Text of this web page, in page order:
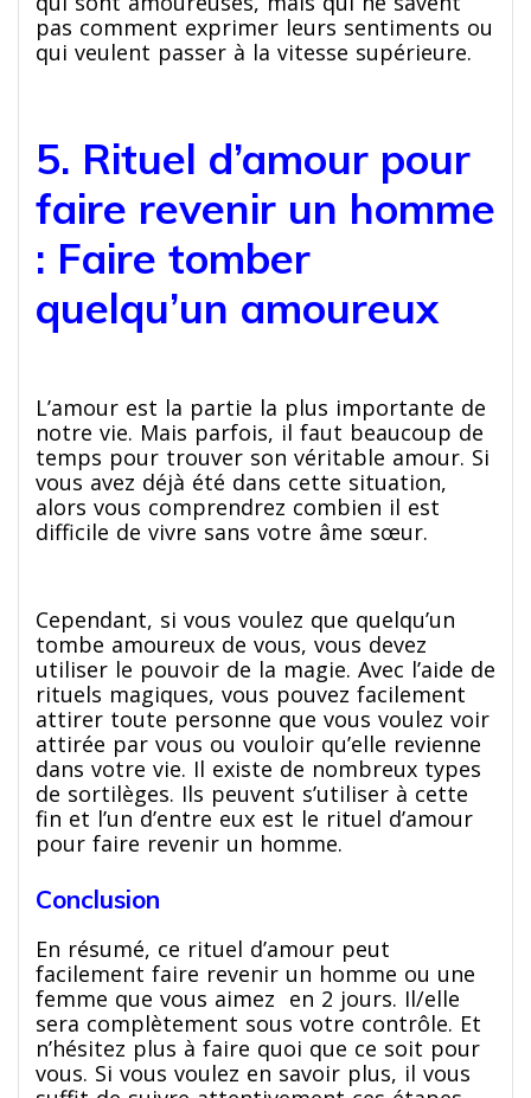
pas comment exprimer leurs sentiments ou
qui veulent passer à la vitesse supérieure.
5. Rituel d’amour pour
faire revenir un homme
: Faire tomber
quelqu’un amoureux
L’amour est la partie la plus importante de
notre vie. Mais parfois, il faut beaucoup de
temps pour trouver son véritable amour. Si
vous avez déjà été dans cette situation,
alors vous comprendrez combien il est
difficile de vivre sans votre âme sœur.
Cependant, si vous voulez que quelqu’un
tombe amoureux de vous, vous devez
utiliser le pouvoir de la magie. Avec l’aide de
rituels magiques, vous pouvez facilement
attirer toute personne que vous voulez voir
attirée par vous ou vouloir qu’elle revienne
dans votre vie. Il existe de nombreux types
de sortilèges. Ils peuvent s’utiliser à cette
fin et l’un d’entre eux est le rituel d’amour
pour faire revenir un homme.
Conclusion
En résumé, ce rituel d’amour peut
facilement faire revenir un homme ou une
femme que vous aimez en 2 jours. Il/elle
sera complètement sous votre contrôle. Et
n’hésitez plus à faire quoi que ce soit pour
vous. Si vous voulez en savoir plus, il vous